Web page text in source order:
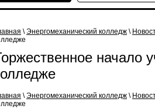
\Энергомеханический колледж \
начало
\Энергомеханический колледж \